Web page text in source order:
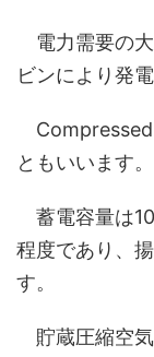
電力需要の
ビンにより発
Compressed
ともいいます。
蓄電容量は
程度であり、
す。
貯蔵圧縮空気